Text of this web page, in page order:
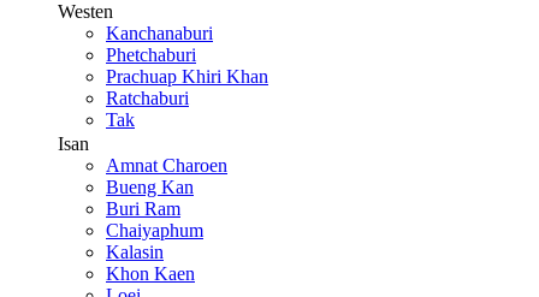
Westen
Kanchanaburi
Phetchaburi
Prachuap Khiri Khan
Ratchaburi
Tak
Isan
Amnat Charoen
Bueng Kan
Buri Ram
Chaiyaphum
Kalasin
Khon Kaen